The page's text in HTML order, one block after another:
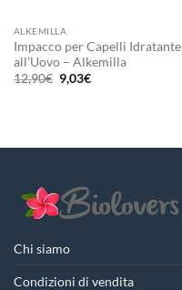
ALKEMILLA
Impacco per Capelli Idratante
all’Uovo – Alkemilla
12,90€ Il
prezzo
9,03€Il
Chi siamo
Condizioni di vendita